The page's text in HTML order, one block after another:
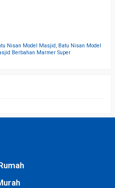
Nisan Model Masjid , Batu Nisan Model
Berbahan Marmer Super